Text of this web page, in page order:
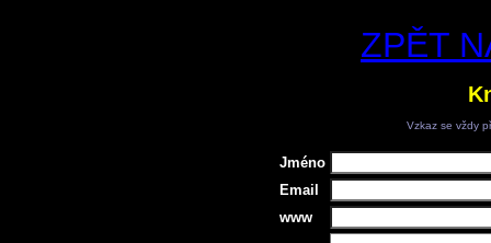
ZPĚT
Vzkaz se vždy
Jméno
Email
www